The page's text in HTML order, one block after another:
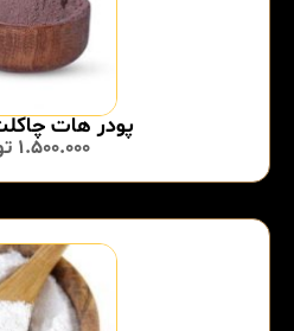
پودر هات
1.500.000